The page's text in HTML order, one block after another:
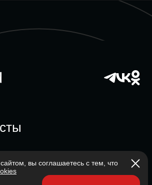
вы соглашаетесь с тем, что